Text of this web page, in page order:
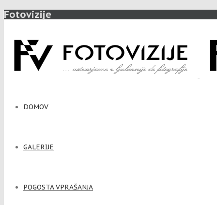
Fotovizije
DOMOV
GALERIJE
POGOSTA VPRAŠANJA